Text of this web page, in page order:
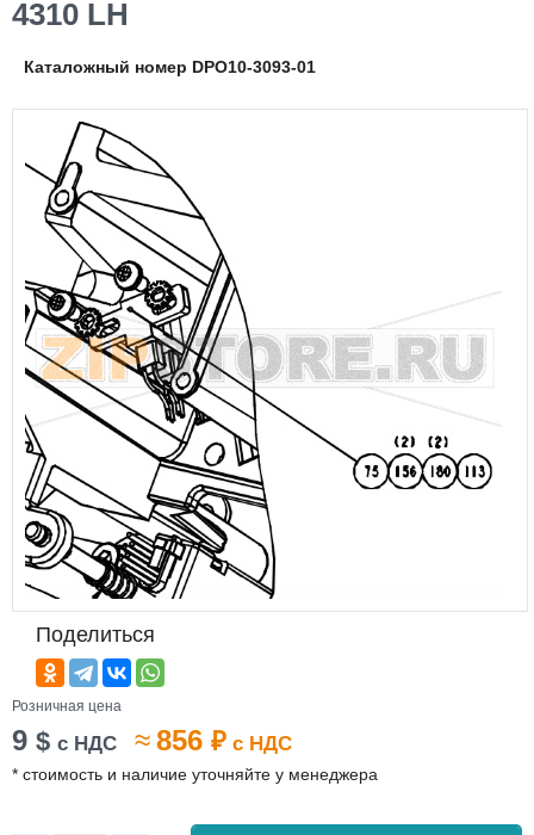
4310 LH
Каталожный номер DPO10-3093-01
Поделиться
Розничная цена
9 $ с НДС ≈856 ₽ с НДС
* стоимость и наличие уточняйте у менеджера